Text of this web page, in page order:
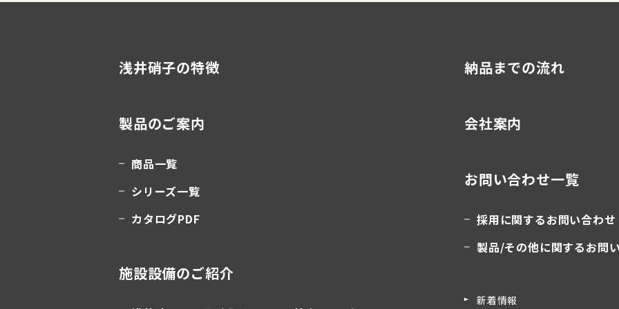
浅井硝子の特徴
製品のご案内
商品一覧
シリーズ一覧
カタログPDF
施設設備のご紹介
納品までの流れ
会社案内
お問い合わせ一覧
採用に関するお問い合わせ
製品/その他に関するお問
新着情報